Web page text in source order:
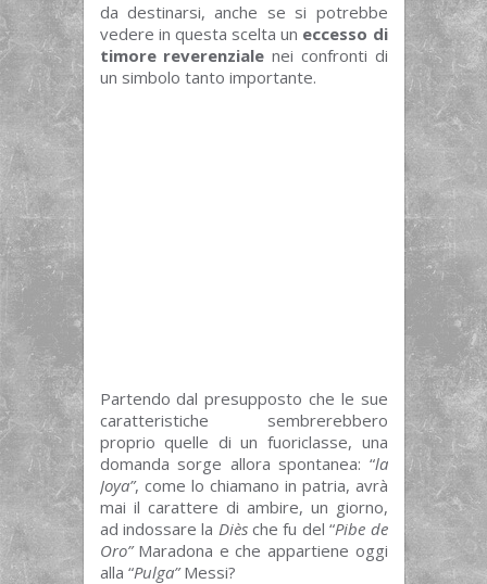
da destinarsi, anche se si potrebbe
vedere in questa scelta un eccesso di
timore reverenziale nei confronti di
un simbolo tanto importante.
Partendo dal presupposto che le sue
caratteristiche sembrerebbero
proprio quelle di un fuoriclasse, una
domanda sorge allora spontanea: “la
Joya”, come lo chiamano in patria, avrà
mai il carattere di ambire, un giorno,
ad indossare la Diès che fu del “Pibe de
Oro” Maradona e che appartiene oggi
alla “Pulga”Messi?